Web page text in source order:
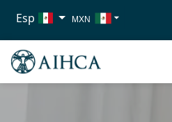
Esp MXN
EUR